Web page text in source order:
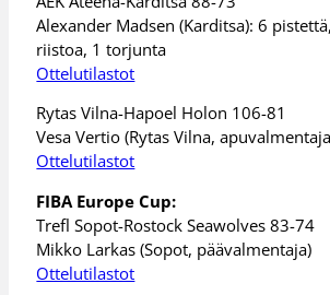
Alexander Madsen (Karditsa): 6
riistoa, 1 torjunta
Ottelutilastot
Rytas Vilna-Hapoel Holon 106-81
Vesa Vertio (Rytas Vilna,
Ottelutilastot
FIBA Europe Cup:
Trefl Sopot-Rostock Seawolves 83-74
Mikko Larkas (Sopot, päävalmentaja)
Ottelutilastot